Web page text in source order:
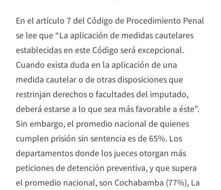
En el artículo 7 del Código de Procedimiento Penal
se lee que “La aplicación de medidas cautelares
establecidas en este Código será excepcional.
Cuando exista duda en la aplicación de una
medida cautelar o de otras disposiciones que
restrinjan derechos o facultades del imputado,
deberá estarse a lo que sea más favorable a éste”.
Sin embargo, el promedio nacional de quienes
cumplen prisión sin sentencia es de 65%. Los
departamentos donde los jueces otorgan más
peticiones de detención preventiva, y que supera
el promedio nacional, son Cochabamba (77%), La